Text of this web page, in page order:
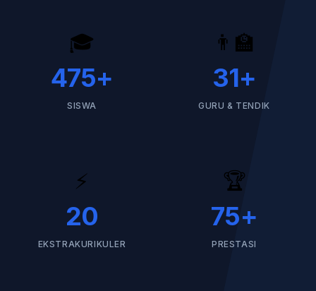
🎓
475+
SISWA
👨‍🏫
31+
GURU & TENDIK
⚡
20
EKSTRAKURIKULER
🏆
75+
PRESTASI